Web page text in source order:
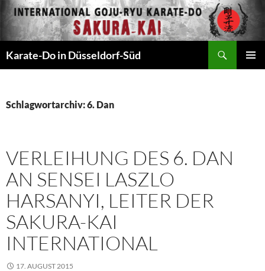
Zum
Inhalt
springen
Karate-Do in Düsseldorf-Süd
Schlagwortarchiv: 6. Dan
VERLEIHUNG DES 6. DAN
AN SENSEI LASZLO
HARSANYI, LEITER DER
SAKURA-KAI
INTERNATIONAL
17. AUGUST 2015